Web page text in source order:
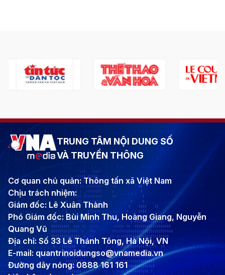
TRUNG TÂM NỘI DUNG SỐ
VÀ TRUYỀN THÔNG
Cơ quan chủ quản: Thông tấn xã Việt Nam
Chịu trách nhiệm:
Giám đốc: Lê Xuân Thành
Phó Giám đốc: Bùi Minh Thu, Hoàng Giang, Nguyễn
Quang Vũ
Địa chỉ: Số 33 Lê Thánh Tông, Hà Nội, VN
E-mail: quantrinoidungso@vnamedia.vn
Đường dây nóng: 0888 161 161